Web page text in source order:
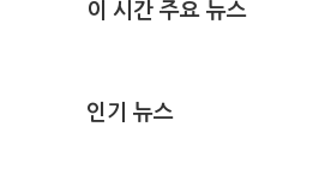
이 시간 주요 뉴스
인기 뉴스